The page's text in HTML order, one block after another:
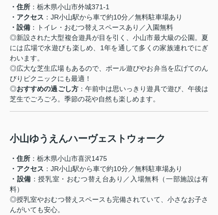
・住所 ：栃木県小山市外城371-1
・アクセス ：JR小山駅から車で約10分／無料駐車場あり
・設備 ：トイレ・おむつ替えスペースあり／入園無料
◎新設された大型複合遊具が目を引く、小山市最大級の公園。夏
には広場で水遊びも楽しめ、1年を通して多くの家族連れでにぎ
わいます。
◎広大な芝生広場もあるので、ボール遊びやお弁当を広げてのん
びりピクニックにも最適！
◎おすすめの過ごし方：午前中は思いっきり遊具で遊び、午後は
芝生でごろごろ。季節の花や自然も楽しめます。
小山ゆうえんハーヴェストウォーク
・住所 ：栃木県小山市喜沢1475
・アクセス ：JR小山駅から車で約10分／無料駐車場あり
・設備 ：授乳室・おむつ替え台あり／入場無料（一部施設は有
料）
◎授乳室やおむつ替えスペースも完備されていて、小さなお子さ
んがいても安心。